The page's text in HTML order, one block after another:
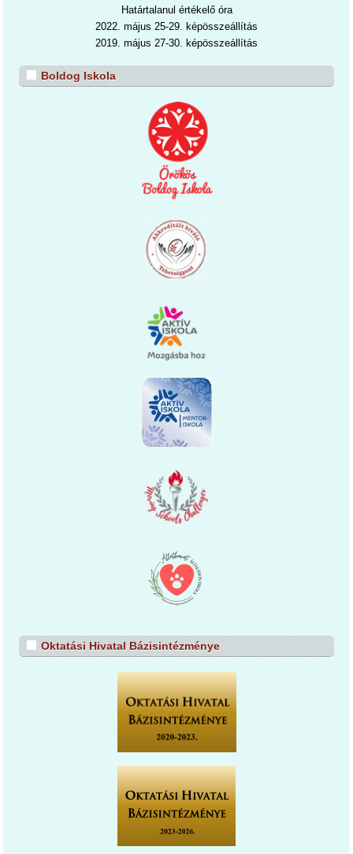
Határtalanul értékelő óra
2022. május 25-29. képösszeállítás
2019. május 27-30. képösszeállítás
Boldog Iskola
Oktatási Hivatal Bázisintézménye